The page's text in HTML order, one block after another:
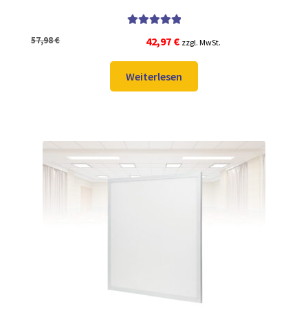
von 5
57,98€
Ursprünglicher
war:
57,98 €
42,97 €Aktueller
ist:
42,97 €.
zzgl. MwSt.
Weiterlesen